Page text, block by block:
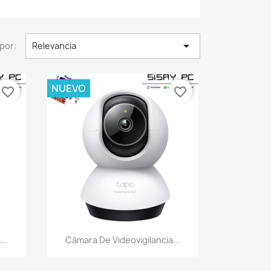
Relevancia 
favorite_border
Vista rápida
Cámara De Videovigilancia...
NUEVO favorite_border